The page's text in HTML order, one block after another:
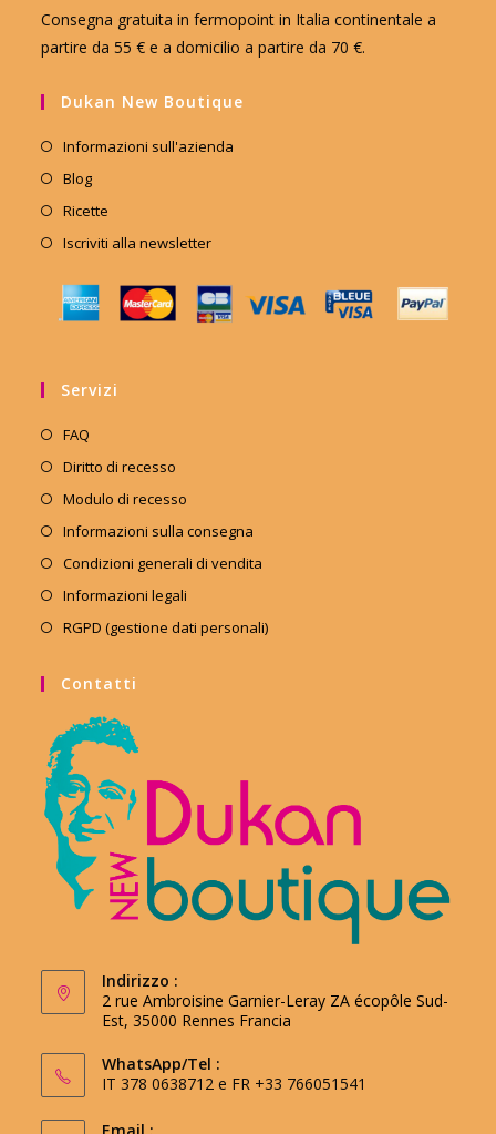
Consegna gratuita in fermopoint in Italia continentale a
partire da 55 € e a domicilio a partire da 70 €.
Dukan New Boutique
Informazioni sull'azienda
Blog
Ricette
Iscriviti alla newsletter
Servizi
FAQ
Diritto di recesso
Modulo di recesso
Informazioni sulla consegna
Condizioni generali di vendita
Informazioni legali
RGPD (gestione dati personali)
Contatti
Indirizzo :
2 rue Ambroisine Garnier-Leray ZA écopôle Sud-
Est, 35000 Rennes Francia
WhatsApp/Tel :
IT 378 0638712 e FR +33 766051541